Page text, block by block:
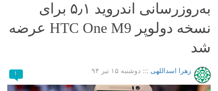
به‌روزرسانی اندروید ۵٫۱ برای
نسخه دولوپر HTC One M9 عرضه
شد
زهرا اسداللهی ::: دوشنبه ۱۵ تیر ۹۴ ۱